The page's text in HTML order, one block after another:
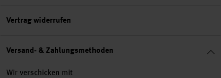
Vertrag widerrufen
Versand- & Zahlungsmethoden
Wir verschicken mit